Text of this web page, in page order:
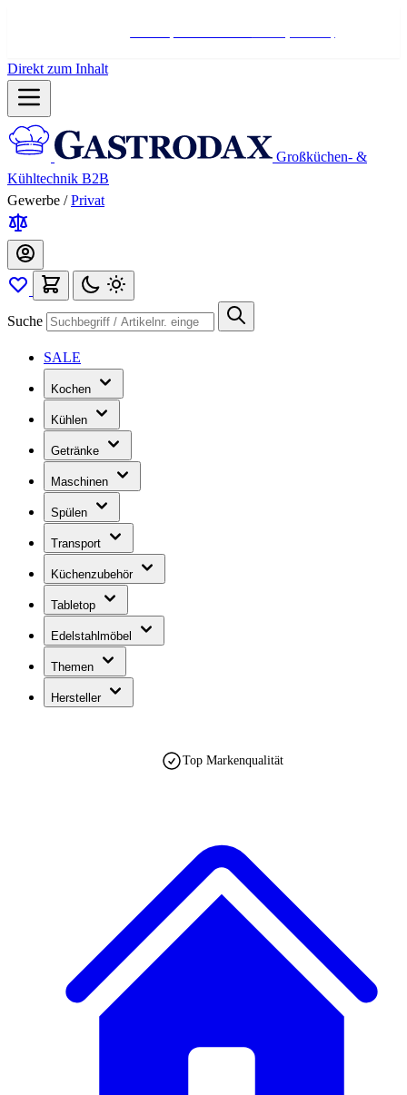
Direkt zum Inhalt
Großküchen- &
Kühltechnik B2B
Gewerbe / Privat
Suche
SALE
Kochen
Kühlen
Getränke
Maschinen
Spülen
Transport
Küchenzubehör
Tabletop
Edelstahlmöbel
Themen
Hersteller
Top Markenqualität